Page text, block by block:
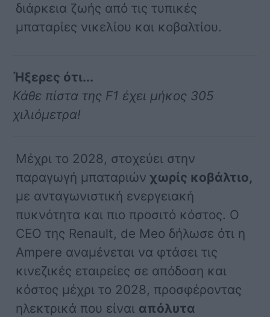
διάρκεια ζωής από τις τυπικές
μπαταρίες νικελίου και κοβαλτίου.
Ήξερες ότι...
Κάθε πίστα της F1 έχει μήκος 305
χιλιόμετρα!
Μέχρι το 2028, στοχεύει στην
παραγωγή μπαταριών χωρίς κοβάλτιο,
με ανταγωνιστική ενεργειακή
πυκνότητα και πιο προσιτό κόστος. Ο
CEO της Renault, de Meo δήλωσε ότι η
Ampere αναμένεται να φτάσει τις
κινεζικές εταιρείες σε απόδοση και
κόστος μέχρι το 2028, προσφέροντας
ηλεκτρικά που είναι απόλυτα